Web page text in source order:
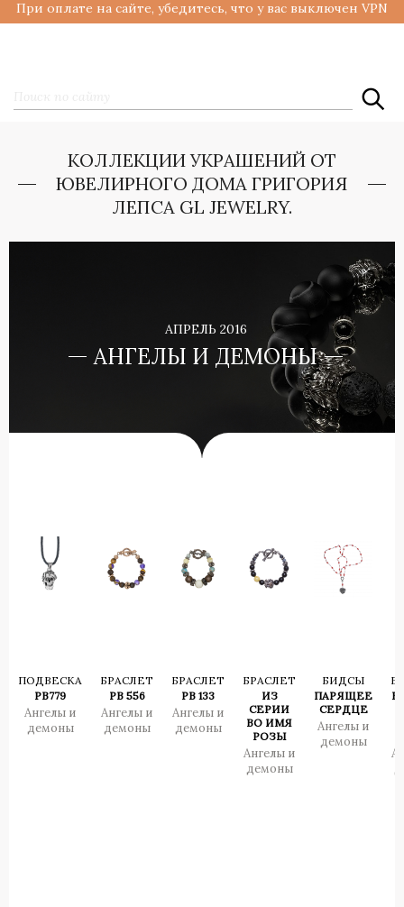
При оплате на сайте, убедитесь, что у вас выключен VPN
КОЛЛЕКЦИИ УКРАШЕНИЙ ОТ
ЮВЕЛИРНОГО ДОМА ГРИГОРИЯ
ЛЕПСА GL JEWELRY.
АПРЕЛЬ 2016
АНГЕЛЫ И ДЕМОНЫ
ПОДВЕСКА
PB779
Ангелы и
демоны
БРАСЛЕТ
PB 556
Ангелы и
демоны
БРАСЛЕТ
PB 133
Ангелы и
демоны
БРАСЛЕТ
ИЗ
СЕРИИ
ВО ИМЯ
РОЗЫ
Ангелы и
демоны
БИДСЫ
ПАРЯЩЕЕ
СЕРДЦЕ
Ангелы и
демоны